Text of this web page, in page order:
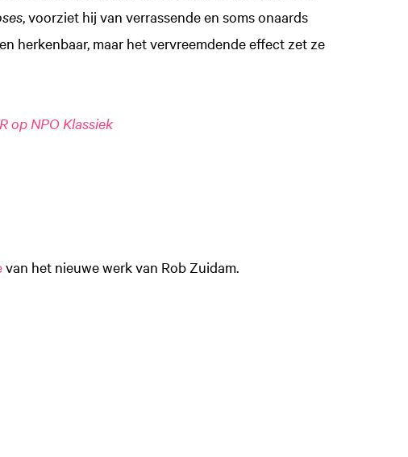
, voorziet hij van verrassende en soms onaards
herkenbaar, maar het vervreemdende effect zet ze
op NPO Klassiek
van het nieuwe werk van Rob Zuidam.